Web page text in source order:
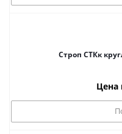
Строп СТКк
Цена